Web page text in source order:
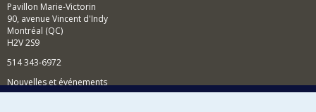
Pavillon Marie-Victorin
90, avenue Vincent d'Indy
Montréal (QC)
H2V 2S9
514 343-6972
Nouvelles et événements